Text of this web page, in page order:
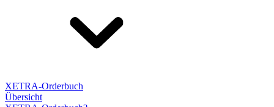
XETRA-Orderbuch
Übersicht